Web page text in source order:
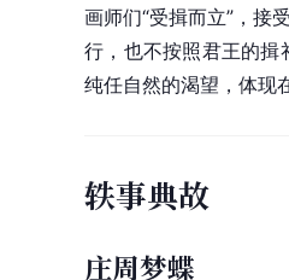
画师们“受揖而立”，接
行，也不按照君王的揖
纯任自然的渴望，体现
轶事典故
庄周梦蝶